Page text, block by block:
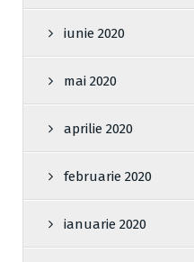
iunie 2020
mai 2020
aprilie 2020
februarie 2020
ianuarie 2020